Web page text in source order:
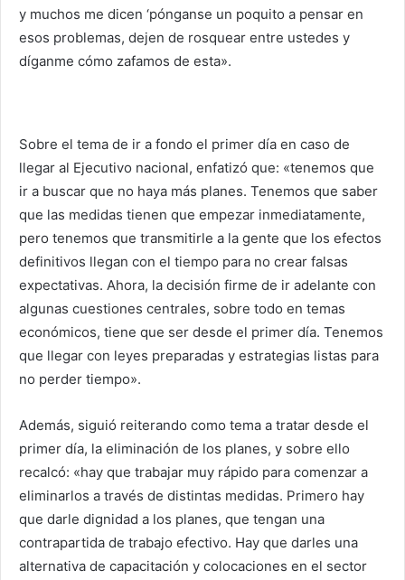
y muchos me dicen ‘pónganse un poquito a pensar en
esos problemas, dejen de rosquear entre ustedes y
díganme cómo zafamos de esta».
Sobre el tema de ir a fondo el primer día en caso de
llegar al Ejecutivo nacional, enfatizó que: «tenemos que
ir a buscar que no haya más planes. Tenemos que saber
que las medidas tienen que empezar inmediatamente,
pero tenemos que transmitirle a la gente que los efectos
definitivos llegan con el tiempo para no crear falsas
expectativas. Ahora, la decisión firme de ir adelante con
algunas cuestiones centrales, sobre todo en temas
económicos, tiene que ser desde el primer día. Tenemos
que llegar con leyes preparadas y estrategias listas para
no perder tiempo».
Además, siguió reiterando como tema a tratar desde el
primer día, la eliminación de los planes, y sobre ello
recalcó: «hay que trabajar muy rápido para comenzar a
eliminarlos a través de distintas medidas. Primero hay
que darle dignidad a los planes, que tengan una
contrapartida de trabajo efectivo. Hay que darles una
alternativa de capacitación y colocaciones en el sector